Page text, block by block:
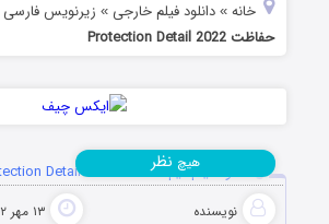
خانه »دانلود فیلم خارجی » زیرنویس فارسی
حفاظت Protection Detail 2022
دانلود فیلم تیم حفاظت Protection Detail 2022
نویسنده ۱۳ مهر ۱۴۰۲
هیچ نظر